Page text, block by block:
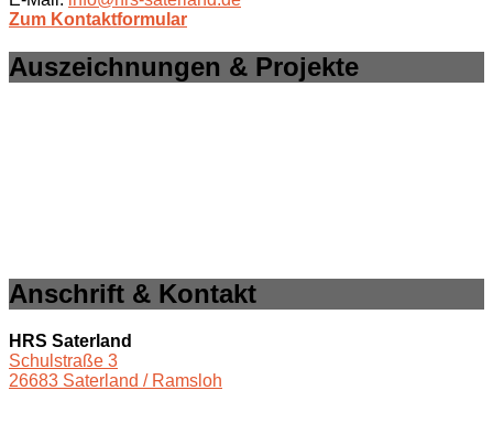
Zum Kontaktformular
Auszeichnungen & Projekte
Anschrift & Kontakt
HRS Saterland
Schulstraße 3
26683 Saterland / Ramsloh